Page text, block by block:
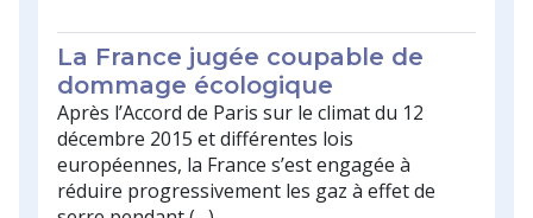
La France jugée coupable de
dommage écologique
Après l’Accord de Paris sur le climat du 12
décembre 2015 et différentes lois
européennes, la France s’est engagée à
réduire progressivement les gaz à effet de